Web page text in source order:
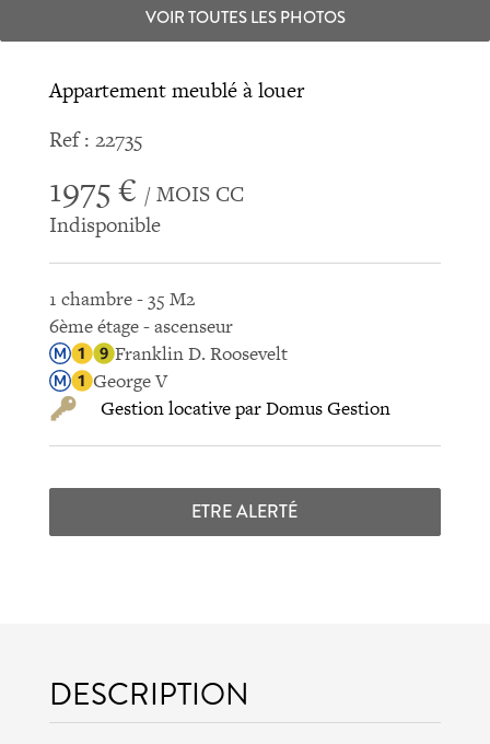
VOIR TOUTES LES PHOTOS
Appartement meublé à louer
Ref : 22735
1975 € / MOIS CC
Indisponible
1 chambre - 35 M2
6ème étage - ascenseur
Franklin D. Roosevelt
George V
Gestion locative par Domus Gestion
ETRE ALERTÉ
DESCRIPTION